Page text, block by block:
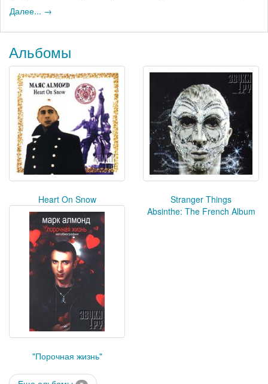
Далее... →
Альбомы
Heart On Snow Stranger Things
"Порочная жизнь"
Absinthe: The French Album